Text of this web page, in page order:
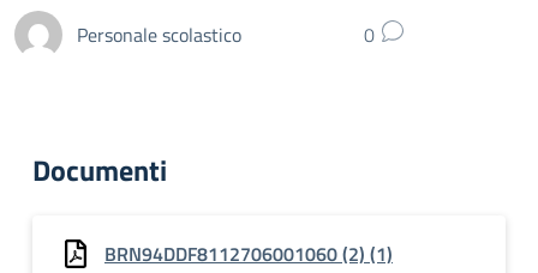
Personale scolastico 0
Documenti
BRN94DDF8112706001060 (2) (1)